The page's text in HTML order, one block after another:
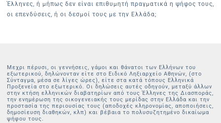
Έλληνες, ή μήπως δεν είναι επιθυμητή πραγματικά η ψήφος τους,
οι επενδύσεις, ή οι δεσμοί τους με την Ελλάδα;
Μεχρι πέρυσι, οι γεννήσεις, γάμοι και θάνατοι των Ελλήνων του
εξωτερικού, δηλώνονταν είτε στο Ειδικό Ληξιαρχείο Αθηνών, (στο
Σύνταγμα, μέσα σε λίγες ώρες), είτε στα κατά τόπους Ελληνικά
Προξενεία στο εξωτερικό. Οι δηλώσεις αυτές οδηγούν, μεταξύ άλλων
στην κτήση ελληνικών διαβατηρίων από τους Έλληνες της Διασποράς,
την ενημέρωση της οικογενειακής τους μερίδας στην Ελλάδα και την
προστασία της περιουσίας τους (αποδοχές κληρονομίας, αποποιήσεις,
δημοσίευση διαθηκών, κλπ) και βέβαια το πολυσυζητημένο δικαίωμα
ψήφου τους.